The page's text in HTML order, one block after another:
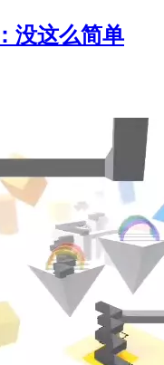
没这么简单